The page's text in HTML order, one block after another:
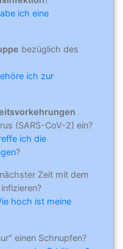
ich eine
bezüglich des
ich zur
(SARS-CoV-2) ein?
ich die
?
Zeit mit dem
hoch ist meine
einen Schnupfen?